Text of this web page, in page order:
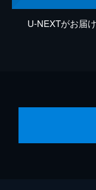
U-NEXTがお届